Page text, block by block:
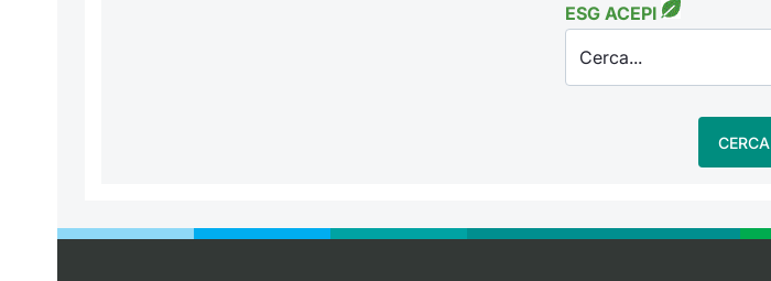
ESG ACEPI
Cerca...
CERCA